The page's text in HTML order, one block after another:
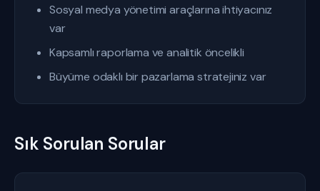
Sosyal medya yönetimi araçlarına ihtiyacınız
var
Kapsamlı raporlama ve analitik öncelikli
Büyüme odaklı bir pazarlama stratejiniz var
Sık Sorulan Sorular